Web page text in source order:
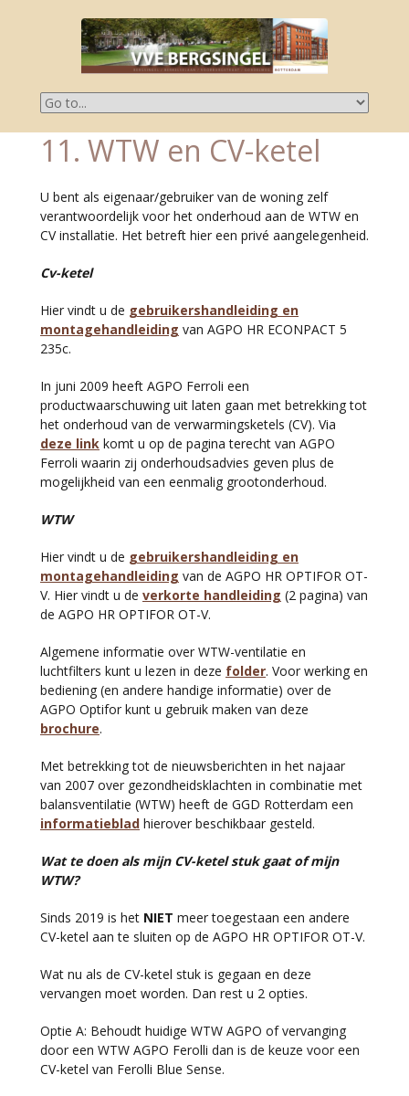
11. WTW en CV-ketel
U bent als eigenaar/gebruiker van de woning zelf
verantwoordelijk voor het onderhoud aan de WTW en
CV installatie. Het betreft hier een privé aangelegenheid.
Cv-ketel
Hier vindt u de gebruikershandleiding en
montagehandleiding van AGPO HR ECONPACT 5
235c.
In juni 2009 heeft AGPO Ferroli een
productwaarschuwing uit laten gaan met betrekking tot
het onderhoud van de verwarmingsketels (CV). Via
deze link komt u op de pagina terecht van AGPO
Ferroli waarin zij onderhoudsadvies geven plus de
mogelijkheid van een eenmalig grootonderhoud.
WTW
Hier vindt u de gebruikershandleiding en
montagehandleiding van de AGPO HR OPTIFOR OT-
V. Hier vindt u de verkorte handleiding (2 pagina) van
de AGPO HR OPTIFOR OT-V.
Algemene informatie over WTW-ventilatie en
luchtfilters kunt u lezen in deze folder. Voor werking en
bediening (en andere handige informatie) over de
AGPO Optifor kunt u gebruik maken van deze
brochure.
Met betrekking tot de nieuwsberichten in het najaar
van 2007 over gezondheidsklachten in combinatie met
balansventilatie (WTW) heeft de GGD Rotterdam een
informatieblad hierover beschikbaar gesteld.
Wat te doen als mijn CV-ketel stuk gaat of mijn
WTW?
Sinds 2019 is het NIET meer toegestaan een andere
CV-ketel aan te sluiten op de AGPO HR OPTIFOR OT-V.
Wat nu als de CV-ketel stuk is gegaan en deze
vervangen moet worden. Dan rest u 2 opties.
Optie A: Behoudt huidige WTW AGPO of vervanging
door een WTW AGPO Ferolli dan is de keuze voor een
CV-ketel van Ferolli Blue Sense.